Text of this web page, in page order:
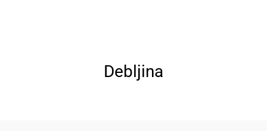
Debljina